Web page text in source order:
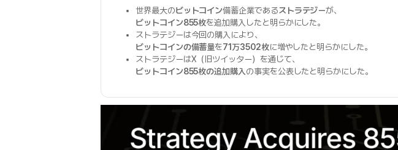
世界最大のビットコイン備蓄企業であるストラテジーが、
ビットコイン855枚を追加購入したと明らかにした。
ストラテジーは今回の購入により、
ビットコインの備蓄量を71万3502枚に増やしたと明らかにした。
ストラテジーはX（旧ツイッター）を通じて、
ビットコイン855枚の追加購入の事実を公表したと明らかにした。